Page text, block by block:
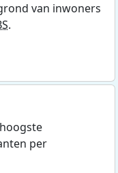
van inwoners
.
per